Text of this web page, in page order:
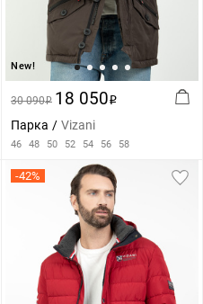
New!
30 090i 18 050i
Парка Vizani
46 48 50 52 54 56 58
-42%